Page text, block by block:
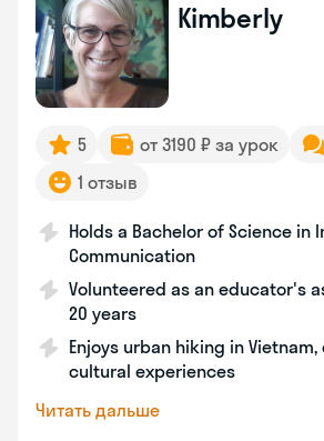
Kimberly
5 от 3190 ₽ за урок
1 отзыв
Holds a Bachelor of Science in
Communication
Volunteered as an educator's
20 years
Enjoys urban hiking in
cultural experiences
Читать дальше